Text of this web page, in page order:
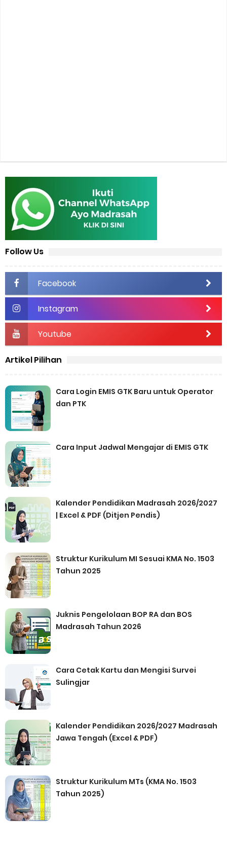
Follow Us
Facebook
Instagram
Youtube
Artikel Pilihan
Cara Login EMIS GTK Baru untuk Operator
dan PTK
Cara Input Jadwal Mengajar di EMIS GTK
Kalender Pendidikan Madrasah 2026/2027
| Excel & PDF (Ditjen Pendis)
Struktur Kurikulum MI Sesuai KMA No. 1503
Tahun 2025
Juknis Pengelolaan BOP RA dan BOS
Madrasah Tahun 2026
Cara Cetak Kartu dan Mengisi Survei
Sulingjar
Kalender Pendidikan 2026/2027 Madrasah
Jawa Tengah (Excel & PDF)
Struktur Kurikulum MTs (KMA No. 1503
Tahun 2025)